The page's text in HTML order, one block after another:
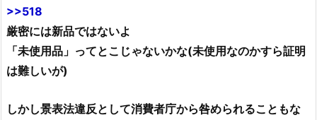
>>518
厳密には新品ではないよ
「未使用品」ってとこじゃないかな(未使用なのかすら証明
は難しいが)
しかし景表法違反として消費者庁から咎められることもな